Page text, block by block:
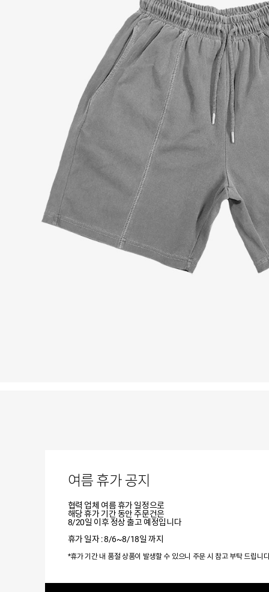
여름 휴가 공지
협력 업체 여름 휴가 일정으로
해당 휴가 기간 동안 주문건은
8/20일 이후 정상 출고 예정입니다
휴가 일자 : 8/6~8/18일 까지
*휴가 기간 내 품절 상품이 발생할 수 있으니 주문 시 참고 부탁 드립니